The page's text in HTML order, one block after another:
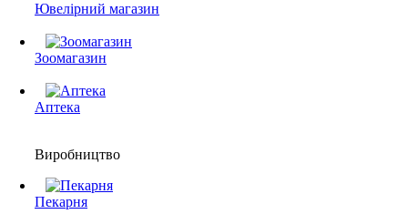
Ювелірний магазин
Зоомагазин
Аптека
Виробництво
Пекарня